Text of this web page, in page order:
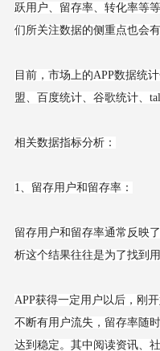
跃用户、留存率、转化率等
们所关注数据的侧重点也会有
目前，市场上的APP数据统
盟、百度统计、谷歌统计、
相关数据指标分析：
1、留存用户和留存率：
留存用户和留存率通常反映
析这个结果往往是为了找到
APP获得一定用户以后，刚
不断有用户流失，留存率随
达到稳定。其中阅读资讯、